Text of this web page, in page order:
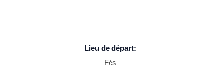
Lieu de départ:
Fès